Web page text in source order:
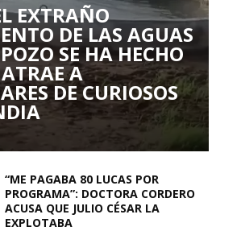
EXTRAÑO
DE LAS AGUAS
SE HA HECHO
A
DE CURIOSOS
“ME PAGABA 80 LUCAS POR
PROGRAMA”: DOCTORA CORDERO
ACUSA QUE JULIO CÉSAR LA
EXPLOTABA